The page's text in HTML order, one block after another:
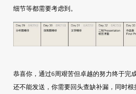
细节等都需要考虑到。
恭喜你，通过6周艰苦但卓越的努力终于完
还不能发送，你需要回头查缺补漏，同时根